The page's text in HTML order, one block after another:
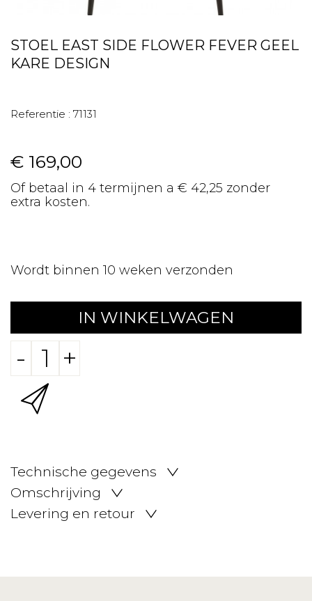
STOEL EAST SIDE FLOWER FEVER GEEL
KARE DESIGN
Referentie : 71131
€ 169,00
Of betaal in 4 termijnen a € 42,25 zonder
extra kosten.
Wordt binnen 10 weken verzonden
IN WINKELWAGEN
- +
Technische gegevens
Omschrijving
Levering en retour